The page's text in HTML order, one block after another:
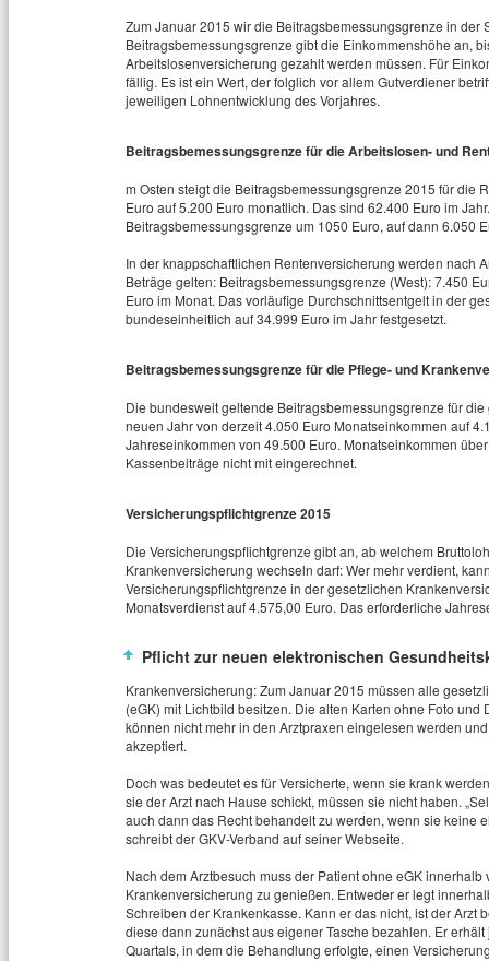
Zum Januar 2015 wir die Beitragsbemessungsgrenze in der
Beitragsbemessungsgrenze gibt die Einkommenshöhe an,
Arbeitslosenversicherung gezahlt werden müssen. Für
fällig. Es ist ein Wert, der folglich vor allem Gutverdiener
jeweiligen Lohnentwicklung des Vorjahres.
Beitragsbemessungsgrenze für die Arbeitslosen- und
m Osten steigt die Beitragsbemessungsgrenze 2015 für die
Euro auf 5.200 Euro monatlich. Das sind 62.400 Euro im
Beitragsbemessungsgrenze um 1050 Euro, auf dann 6.050
In der knappschaftlichen Rentenversicherung werden nach
Beträge gelten: Beitragsbemessungsgrenze (West): 7.450
Euro im Monat. Das vorläufige Durchschnittsentgelt in der
bundeseinheitlich auf 34.999 Euro im Jahr festgesetzt.
Beitragsbemessungsgrenze für die Pflege- und
Die bundesweit geltende Beitragsbemessungsgrenze für
neuen Jahr von derzeit 4.050 Euro Monatseinkommen auf
Jahreseinkommen von 49.500 Euro. Monatseinkommen
Kassenbeiträge nicht mit eingerechnet.
Versicherungspflichtgrenze 2015
Die Versicherungspflichtgrenze gibt an, ab welchem
Krankenversicherung wechseln darf: Wer mehr verdient,
Versicherungspflichtgrenze in der gesetzlichen
Monatsverdienst auf 4.575,00 Euro. Das erforderliche
Pflicht zur neuen elektronischen
Krankenversicherung: Zum Januar 2015 müssen alle
(eGK) mit Lichtbild besitzen. Die alten Karten ohne Foto
können nicht mehr in den Arztpraxen eingelesen werden
akzeptiert.
Doch was bedeutet es für Versicherte, wenn sie krank
sie der Arzt nach Hause schickt, müssen sie nicht haben.
auch dann das Recht behandelt zu werden, wenn sie keine
schreibt der GKV-Verband auf seiner Webseite.
Nach dem Arztbesuch muss der Patient ohne eGK
Krankenversicherung zu genießen. Entweder er legt
Schreiben der Krankenkasse. Kann er das nicht, ist der Arzt
diese dann zunächst aus eigener Tasche bezahlen. Er
Quartals, in dem die Behandlung erfolgte, einen